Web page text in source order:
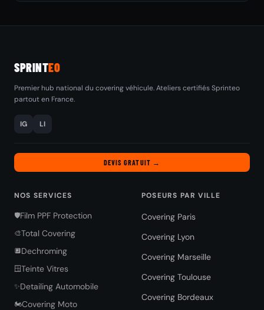
SPRINTEO
Premier hub national du covering véhicule. Ateliers certifiés Sprinteo
partout en France.
IG LI
DEVIS GRATUIT →
NOS SERVICES
🛡️Film PPF Protection
🎨Total Covering
🔲Dechroming
🪟Teinte Vitres
✨Detailing Automobile
🏍️Covering Moto
POSEURS PAR VILLE
Covering Paris
Covering Lyon
Covering Marseille
Covering Toulouse
Covering Bordeaux